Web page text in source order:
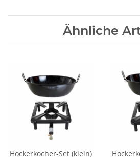
Ähnliche
Hockerkocher-Set (klein)